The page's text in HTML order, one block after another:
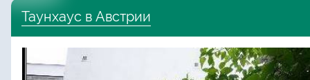
Таунхаус в Австрии